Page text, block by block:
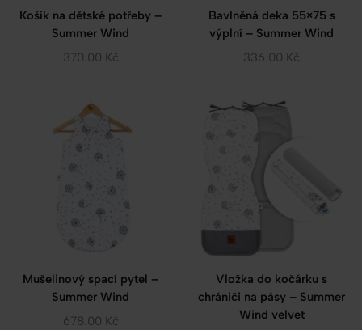
Košík na dětské potřeby –
Summer Wind
370.00 Kč
Bavlněná deka 55×75 s
výplní – Summer Wind
336.00 Kč
Mušelinový spací pytel –
Summer Wind
678.00 Kč
Vložka do kočárku s
chrániči na pásy – Summer
Wind velvet